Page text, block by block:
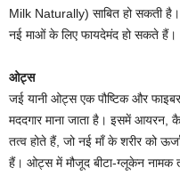
Milk Naturally) साबित हो सकती
नई माओं के लिए फायदेमंद हो सकते हैं।
ओट्स
जई यानी ओट्स एक पौष्टिक और
मददगार माना जाता है। इसमें आयरन,
तत्व होते हैं, जो नई माँ के शरीर को
हैं। ओट्स में मौजूद बीटा-ग्लूकेन नामक